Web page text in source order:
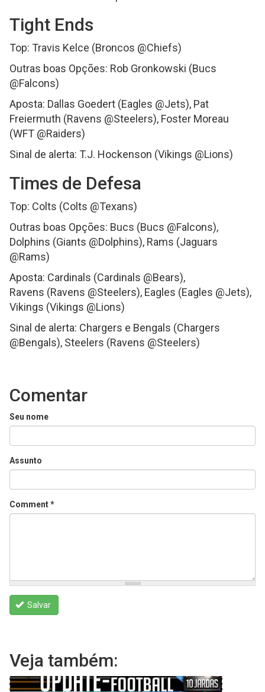
Tight Ends
Top: Travis Kelce (Broncos @Chiefs)
Outras boas Opções: Rob Gronkowski (Bucs
@Falcons)
Aposta: Dallas Goedert (Eagles @Jets), Pat
Freiermuth (Ravens @Steelers), Foster Moreau
(WFT @Raiders)
Sinal de alerta: T.J. Hockenson (Vikings @Lions)
Times de Defesa
Top: Colts (Colts @Texans)
Outras boas Opções: Bucs (Bucs @Falcons),
Dolphins (Giants @Dolphins), Rams (Jaguars
@Rams)
Aposta: Cardinals (Cardinals @Bears),
Ravens (Ravens @Steelers), Eagles (Eagles @Jets),
Vikings (Vikings @Lions)
Sinal de alerta: Chargers e Bengals (Chargers
@Bengals), Steelers (Ravens @Steelers)
Comentar
Seu nome
Assunto
Comment*
Salvar
Veja também: